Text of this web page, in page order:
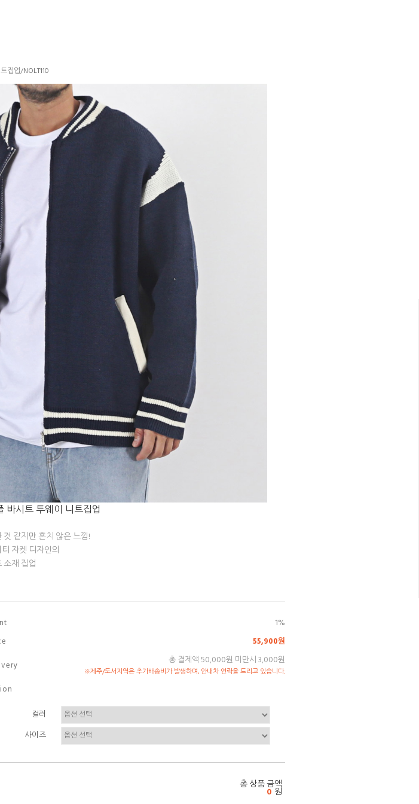
집업/NOLT110
바시트 투웨이 니트집업
것 같지만 흔치 않은 느낌!
자켓 디자인의
소재 집업
t
1%
e
55,900원
e r y
총 결제액 50,000원 미만시 3,000원
※제주/도서지역은 추가배송비가 발생하며, 안내차 연락을 드리고 있습니다.
o n
컬러
사이즈
총 상품 금액
0 원